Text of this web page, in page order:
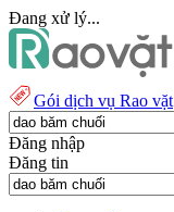
Đang xử lý...
Gói dịch vụ Rao vặt
Đăng nhập
Đăng tin